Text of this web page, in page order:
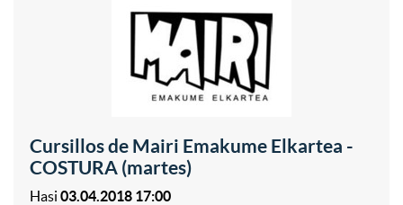
Cursillos de Mairi Emakume Elkartea -
COSTURA (martes)
Hasi 03.04.2018 17:00